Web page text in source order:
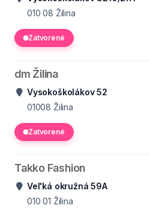
010 08 Žilina
Zatvorené
dm Žilina
Vysokoškolákov 52
01008 Žilina
Zatvorené
Takko Fashion
Vel'ká okružná 59A
010 01 Žilina